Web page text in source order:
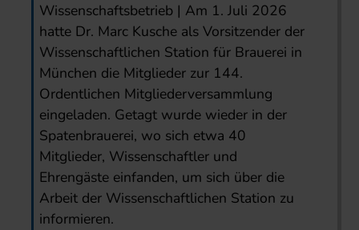
Wissenschaftsbetrieb | Am 1. Juli 2026
hatte Dr. Marc Kusche als Vorsitzender der
Wissenschaftlichen Station für Brauerei in
München die Mitglieder zur 144.
Ordentlichen Mitgliederversammlung
eingeladen. Getagt wurde wieder in der
Spatenbrauerei, wo sich etwa 40
Mitglieder, Wissenschaftler und
Ehrengäste einfanden, um sich über die
Arbeit der Wissenschaftlichen Station zu
informieren.